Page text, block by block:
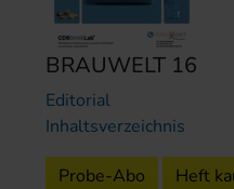
BRAUWELT 16
Editorial
Inhaltsverzeichnis
Probe-Abo Heft